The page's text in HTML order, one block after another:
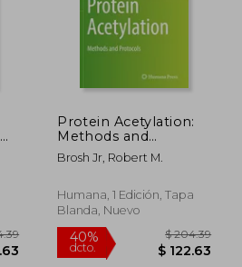
40%
dcto.
Protein Acetylation:
Methods and
Protocols (en Inglés)
Brosh Jr, Robert M.
Humana, 1 Edición, Tapa
Blanda, Nuevo